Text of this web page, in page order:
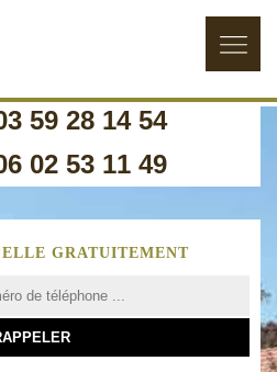
59 28 14 54
02 53 11 49
GRATUITEMENT